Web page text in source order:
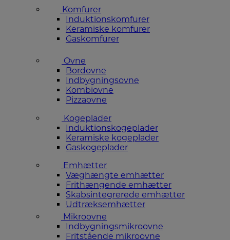
Komfurer
Induktionskomfurer
Keramiske komfurer
Gaskomfurer
Ovne
Bordovne
Indbygningsovne
Kombiovne
Pizzaovne
Kogeplader
Induktionskogeplader
Keramiske kogeplader
Gaskogeplader
Emhætter
Væghængte emhætter
Frithængende emhætter
Skabsintegrerede emhætter
Udtræksemhætter
Mikroovne
Indbygningsmikroovne
Fritstående mikroovne